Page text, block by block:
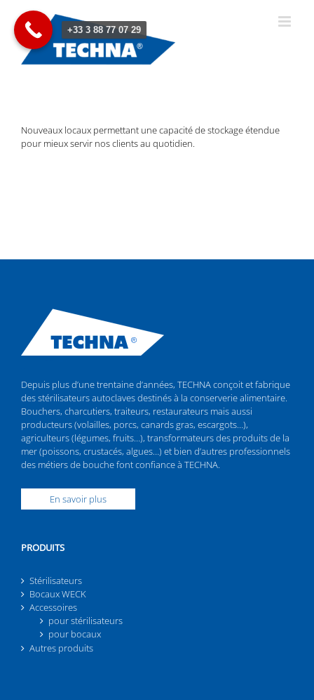
contenu
Nouveaux locaux permettant une capacité de stockage étendue
pour mieux servir nos clients au quotidien.
Depuis plus d’une trentaine d’années, TECHNA conçoit et fabrique
des stérilisateurs autoclaves destinés à la conserverie alimentaire.
Bouchers, charcutiers, traiteurs, restaurateurs mais aussi
producteurs (volailles, porcs, canards gras, escargots…),
agriculteurs (légumes, fruits…), transformateurs des produits de la
mer (poissons, crustacés, algues…) et bien d’autres professionnels
des métiers de bouche font confiance à TECHNA.
En savoir plus
PRODUITS
Stérilisateurs
Bocaux WECK
Accessoires
pour stérilisateurs
pour bocaux
Autres produits
+33 3 88 77 07 29